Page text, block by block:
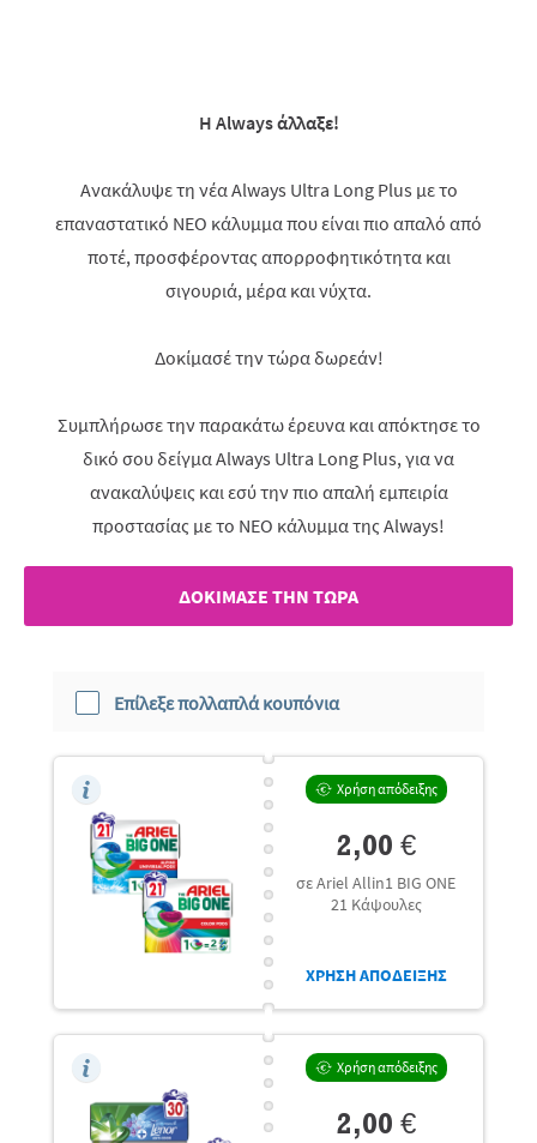
Η Always άλλαξε!
Ανακάλυψε τη νέα Always Ultra Long Plus με το
επαναστατικό ΝΕΟ κάλυμμα που είναι πιο απαλό από
ποτέ, προσφέροντας απορροφητικότητα και
σιγουριά, μέρα και νύχτα.
Δοκίμασέ την τώρα δωρεάν!
Συμπλήρωσε την παρακάτω έρευνα και απόκτησε το
δικό σου δείγμα Always Ultra Long Plus, για να
ανακαλύψεις και εσύ την πιο απαλή εμπειρία
προστασίας με το ΝΕΟ κάλυμμα της Always!
ΔΟΚΙΜΑΣΕ ΤΗΝ ΤΩΡΑ
Επίλεξε πολλαπλά κουπόνια
Χρήση απόδειξης
2,00 €
σε Ariel Allin1 BIG ONE
21 Κάψουλες
ΧΡΗΣΗ ΑΠΟΔΕΙΞΗΣ
Χρήση απόδειξης
2,00 €